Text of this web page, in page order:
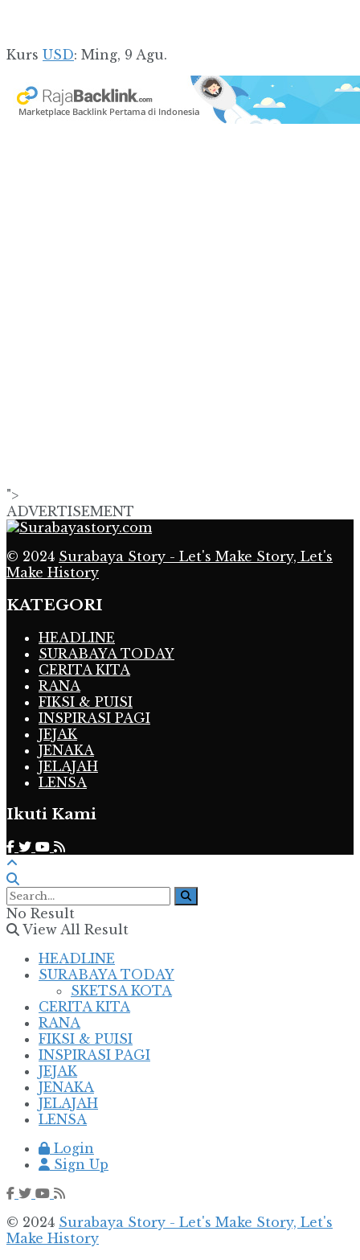
Kurs USD: Ming, 9 Agu.
">
ADVERTISEMENT
© 2024 Surabaya Story - Let's Make Story, Let's
Make History
KATEGORI
HEADLINE
SURABAYA TODAY
CERITA KITA
RANA
FIKSI & PUISI
INSPIRASI PAGI
JEJAK
JENAKA
JELAJAH
LENSA
Ikuti Kami
No Result
View All Result
HEADLINE
SURABAYA TODAY
SKETSA KOTA
CERITA KITA
RANA
FIKSI & PUISI
INSPIRASI PAGI
JEJAK
JENAKA
JELAJAH
LENSA
Login
Sign Up
© 2024 Surabaya Story - Let's Make Story, Let's
Make History